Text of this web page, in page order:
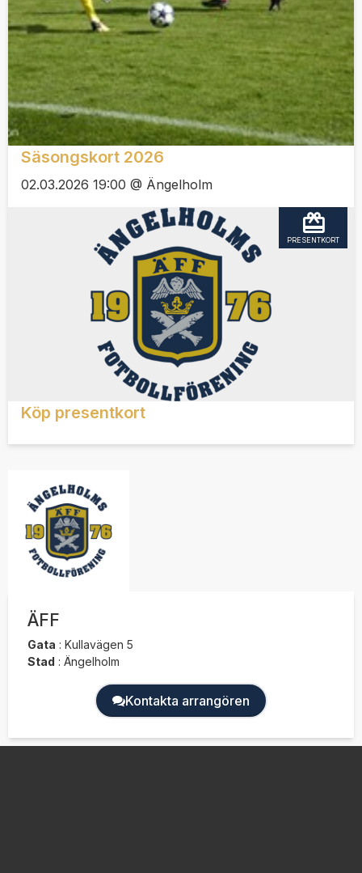
Säsongskort 2026
02.03.2026 19:00 @ Ängelholm
Köp presentkort
PRESENTKORT
ÄFF
Gata : Kullavägen 5
Stad : Ängelholm
Kontakta arrangören